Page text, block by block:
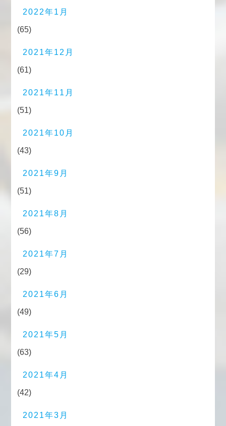
2022年1月
(65)
2021年12月
(61)
2021年11月
(51)
2021年10月
(43)
2021年9月
(51)
2021年8月
(56)
2021年7月
(29)
2021年6月
(49)
2021年5月
(63)
2021年4月
(42)
2021年3月